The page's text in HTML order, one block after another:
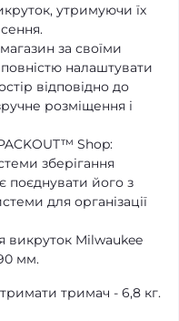
утримуючи їх
за своїми
налаштувати
відповідно до
розміщення і
Shop:
зберігання
поєднувати його з
для організації
викруток Milwaukee
мм.
тримач - 6,8 кг.